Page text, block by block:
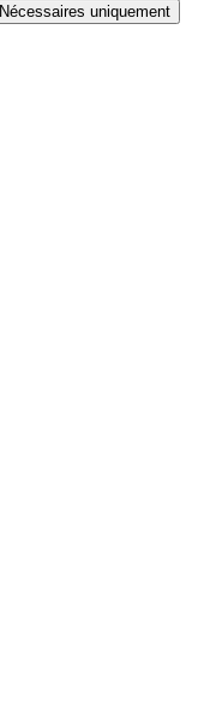
Nécessaires uniquement